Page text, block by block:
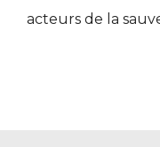
acteurs de la